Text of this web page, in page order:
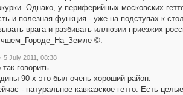
Однако, у периферийных московских
и полезная функция - уже на подступах к
врага и разбивать иллюзии приезжих
©.
· 5 July 2011, 08:38
говорить.
90-х это был очень хороший район.
- натуральное кавказское гетто. Есть